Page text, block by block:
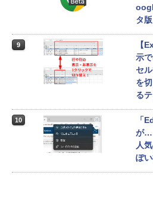
タ
9
【
示
セ
を
る
10
「
が
人
ぽ